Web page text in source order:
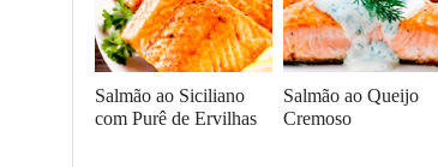
Salmão ao Siciliano
com Purê de Ervilhas
Salmão ao Queijo
Cremoso